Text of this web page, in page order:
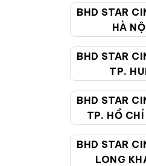
BHD STAR
HÀ
BHD STAR
TP.
BHD STAR
TP. HỒ CHÍ
BHD STAR
LONG